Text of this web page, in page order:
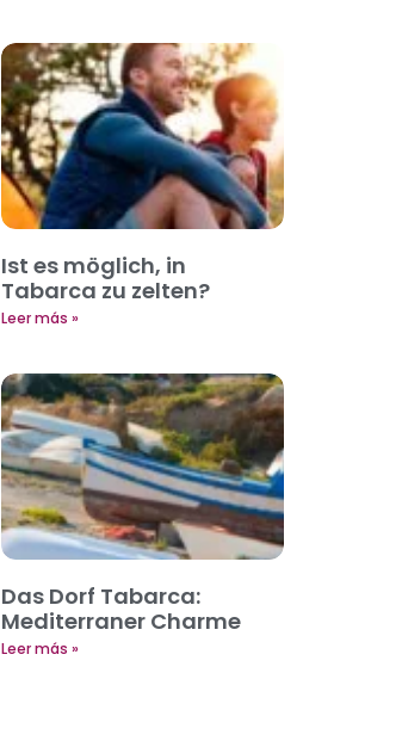
Ist es möglich, in
Tabarca zu zelten?
Leer más »
Das Dorf Tabarca:
Mediterraner Charme
Leer más »